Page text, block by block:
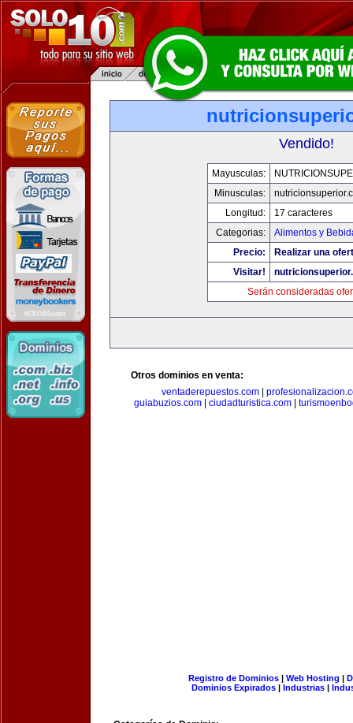
Vendido!
Mayusculas:
Minusculas:
Longitud:
17 caracteres
Categorias:
Alimentos y
Precio:
Realizar una
Visitar!
Serán consideradas
Otros dominios en venta:
ventaderepuestos.com
guiabuzios.com| ciudadturistica.com|
Registro de Dominios| Web Hosting |
Dominios Expirados | Industrias |